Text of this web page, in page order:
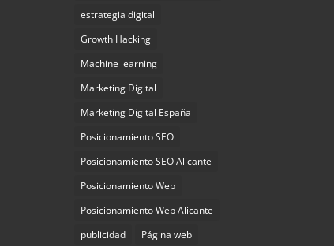
estrategia digital
Growth Hacking
Machine learning
Marketing Digital
Marketing Digital España
Posicionamiento SEO
Posicionamiento SEO Alicante
Posicionamiento Web
Posicionamiento Web Alicante
publicidad
Página web